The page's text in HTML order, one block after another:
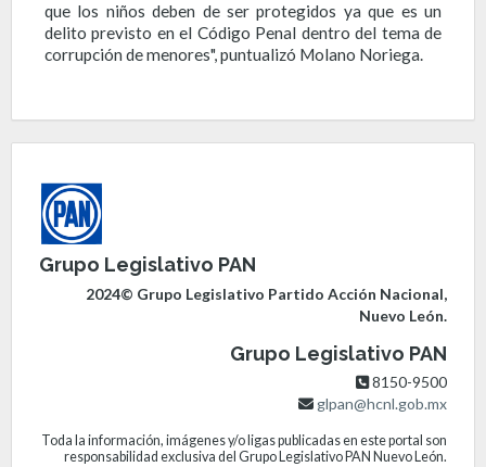
que los niños deben de ser protegidos ya que es un
delito previsto en el Código Penal dentro del tema de
corrupción de menores", puntualizó Molano Noriega.
Grupo Legislativo PAN
2024© Grupo Legislativo Partido Acción Nacional,
Nuevo León.
Grupo Legislativo PAN
8150-9500
glpan@hcnl.gob.mx
Toda la información, imágenes y/o ligas publicadas en este portal son
responsabilidad exclusiva del Grupo Legislativo PAN Nuevo León.